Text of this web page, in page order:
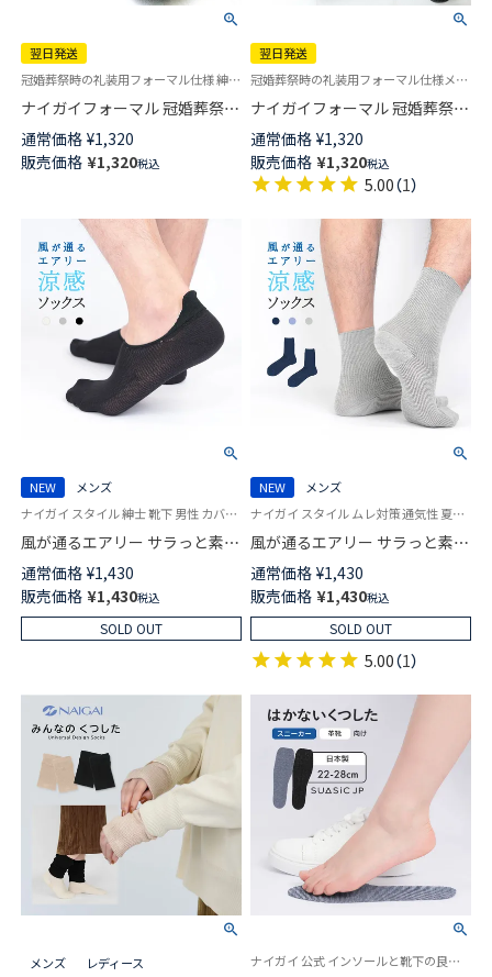
翌日発送
冠婚葬祭時の礼装用フォーマル仕様 紳士 靴下 綿混・3サイズ（23cm～27cm）
ナイガイフォーマル 冠婚葬祭・
礼装用 ストライプ 綿混 メンズ
ソックス 【365日最短翌日発送】
02262259
通常価格 ¥1,320
販売価格 ¥1,320税込
翌日発送
冠婚葬祭時の礼装用フォーマル仕様メンズ ソックス 靴下 綿100％・3サイズ（23cm～27cm）
ナイガイフォーマル 冠婚葬祭・
礼装用 綿100％ メンズ ソックス
【365日最短翌日発送】
02262109
通常価格 ¥1,320
販売価格 ¥1,320税込
5.00（1）
NEW
メンズ
ナイガイ スタイル 紳士 靴下 男性 カバーソックス
風が通るエアリー サラっと素材
かかと内側 シリコンフリー フ
ットカバー ソックス メンズ
NAIGAI STYLE 日本製
通常価格 ¥1,430
販売価格 ¥1,430税込
SOLD OUT
NEW
メンズ
ナイガイ スタイル ムレ対策 通気性 夏用 紳士 靴下 男性
風が通るエアリー サラっと素材
無地 ミドル丈 ソックス メンズ
日本製 NAIGAI STYLE
02352620
通常価格 ¥1,430
販売価格 ¥1,430税込
SOLD OUT
5.00（1）
メンズ
レディース
ナイガイ 公式 インソールと靴下の良いトコ取り はかない靴下 男性 旧96405200